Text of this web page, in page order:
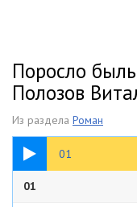
Поросло
Полозов
Из раздела Роман
01
2:17:01
01